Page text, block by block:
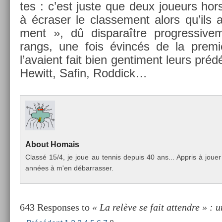
tes : c’est juste que deux joueurs
à écras­er le clas­se­ment alors qu’ils
ment », dû dis­paraître
rangs, une fois évincés de la
l’avaient fait bien gen­ti­ment leurs
Hewitt, Safin, Rod­dick…
About Homais
Classé 15/4, je joue au ten­nis de­puis 40 ans... Appris à
années à m'en débar­rass­er.
643 Responses to « La relève se fait attendre » :